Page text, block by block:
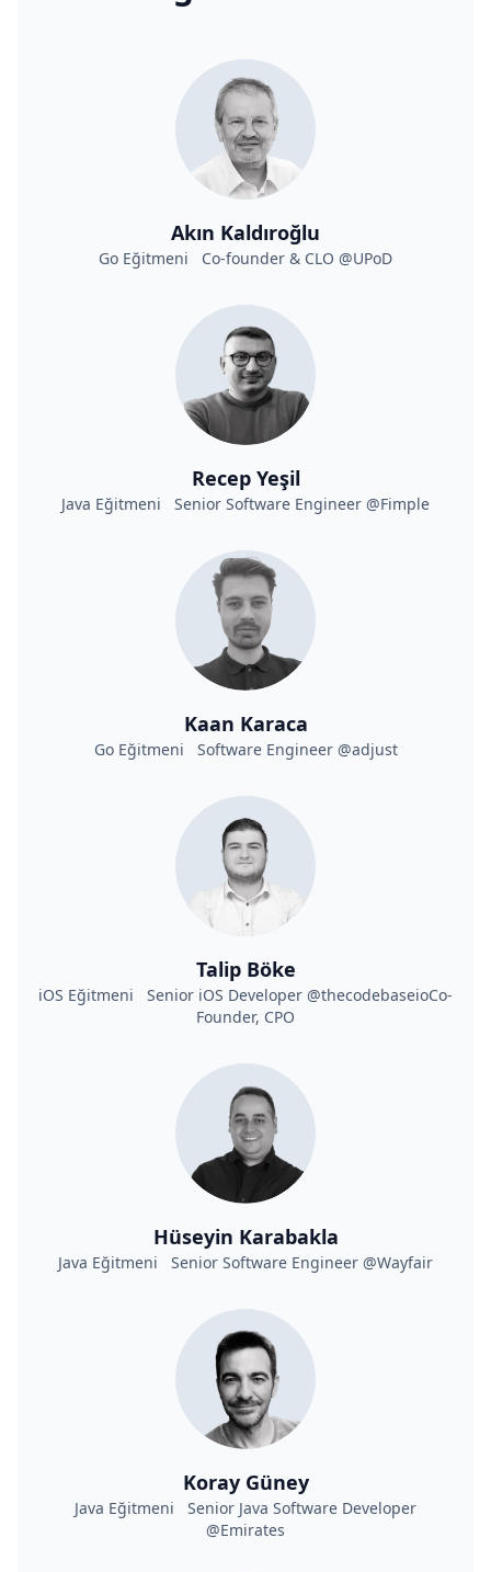
Akın Kaldıroğlu
Go Eğitmeni Co-founder & CLO @UPoD
Recep Yeşil
Java Eğitmeni Senior Software Engineer @Fimple
Kaan Karaca
Go Eğitmeni Software Engineer @adjust
Talip Böke
iOS Eğitmeni Senior iOS Developer @thecodebaseioCo-
Founder, CPO
Hüseyin Karabakla
Java Eğitmeni Senior Software Engineer @Wayfair
Koray Güney
Java Eğitmeni Senior Java Software Developer
@Emirates